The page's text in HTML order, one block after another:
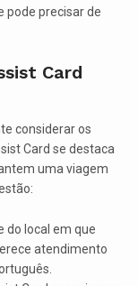
pode precisar de
Card
considerar os
Card se destaca
uma viagem
do local em que
atendimento